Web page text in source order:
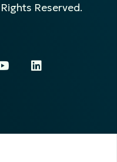
Reserved.